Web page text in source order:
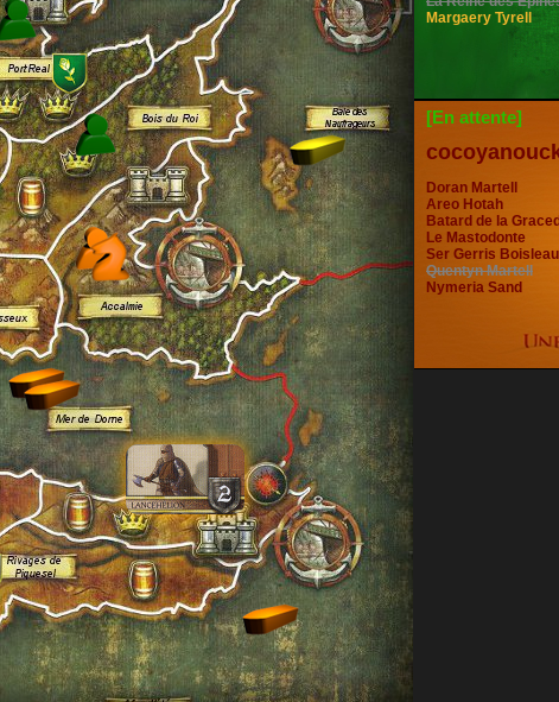
Margaery Tyrell
[En attente]
Doran Martell
Areo Hotah
Batard de la
Le Mastodonte
Ser Gerris Boisleau
Quentyn Martell
Nymeria Sand